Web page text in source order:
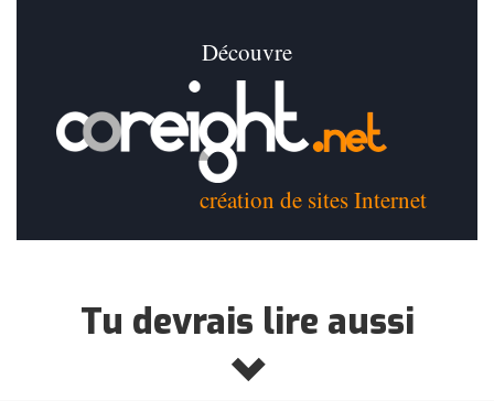
Découvre
création de sites Internet
Tu devrais lire aussi